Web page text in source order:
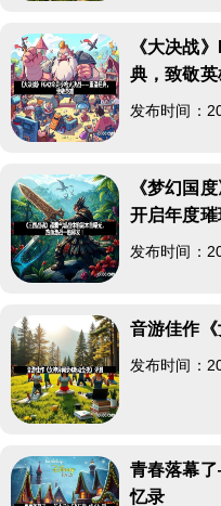
《大决战
典，致敬英
发布时间：
《梦幻国
开启年度
发布时间：
音游佳作
发布时间：
青春落幕
忆录